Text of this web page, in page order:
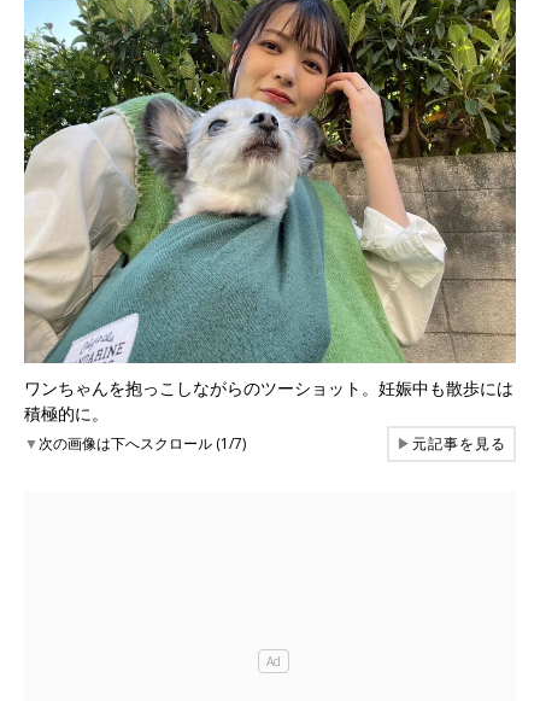
ワンちゃんを抱っこしながらのツーショット。妊娠中も散歩には
積極的に。
▼次の画像は下へスクロール (1/7) ▶元記事を見る